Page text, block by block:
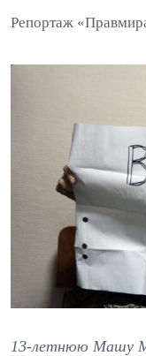
Репортаж
13-летнюю Машу